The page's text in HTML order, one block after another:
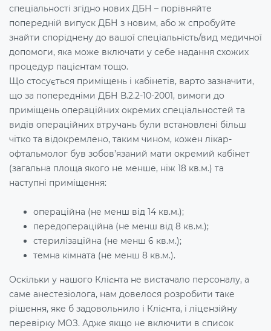
спеціальності згідно нових ДБН – порівняйте
попередній випуск ДБН з новим, або ж спробуйте
знайти споріднену до вашої спеціальність/вид медичної
допомоги, яка може включати у себе надання схожих
процедур пацієнтам тощо.
Що стосується приміщень і кабінетів, варто зазначити,
що за попередніми ДБН В.2.2-10-2001, вимоги до
приміщень операційних окремих спеціальностей та
видів операційних втручань були встановлені більш
чітко та відокремлено, таким чином, кожен лікар-
офтальмолог був зобов’язаний мати окремий кабінет
(загальна площа якого не менше, ніж 18 кв.м.) та
наступні приміщення:
операційна (не менш від 14 кв.м.);
передопераційна (не менш від 8 кв.м.);
стерилізаційна (не менш 6 кв.м.);
темна кімната (не менш 8 кв.м.).
Оскільки у нашого Клієнта не вистачало персоналу, а
саме анестезіолога, нам довелося розробити таке
рішення, яке б задовольнило і Клієнта, і ліцензійну
перевірку МОЗ. Адже якщо не включити в список